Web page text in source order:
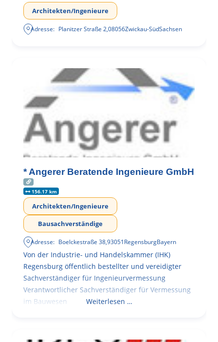
Architekten/Ingenieure
Adresse: Planitzer Straße 2,08056Zwickau-SüdSachsen
* Angerer Beratende Ingenieure GmbH
156.17 km
Architekten/Ingenieure
Bausachverständige
Adresse: Boelckestraße 38,93051RegensburgBayern
Von der Industrie- und Handelskammer (IHK)
Regensburg öffentlich bestellter und vereidigter
Sachverständiger für Ingenieurvermessung
Verantwortlicher Sachverständiger für Vermessung
im Bauwesen
Weiterlesen …